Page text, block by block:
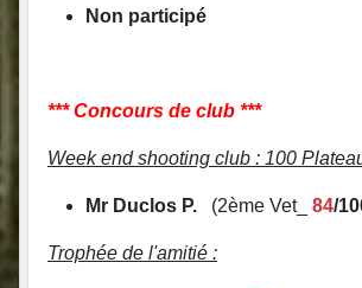
Non participé
*** Concours de club ***
Week end shooting club : 100
Mr Duclos P. (2ème Vet_ 84/
Trophée de l'amitié :